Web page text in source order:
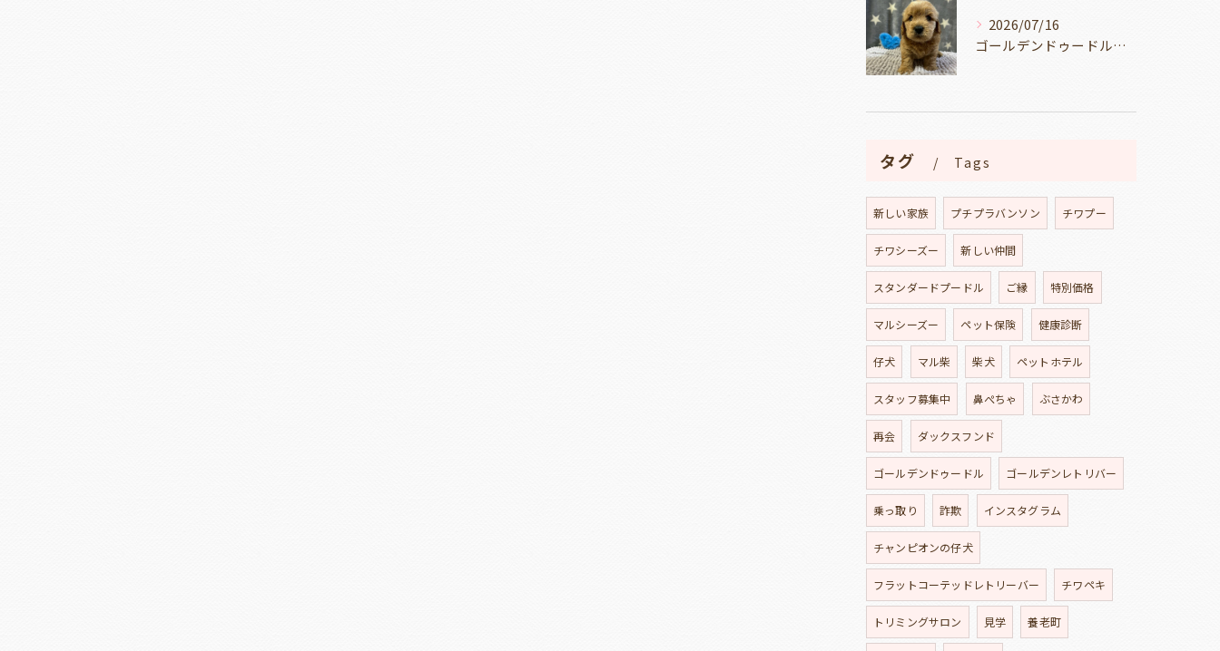
2026/07/16
ゴールデンドゥードルの仔犬の見学が出来ます🐶🐶🐶岐阜県養老町のブリーダーワンダフルパピーです。
タグ Tags
新しい家族 プチプラバンソン チワプー
チワシーズー 新しい仲間
スタンダードプードル ご縁 特別価格
マルシーズー ペット保険 健康診断
仔犬 マル柴 柴犬 ペットホテル
スタッフ募集中 鼻ぺちゃ ぶさかわ
再会 ダックスフンド
ゴールデンドゥードル ゴールデンレトリバー
乗っ取り 詐欺 インスタグラム
チャンピオンの仔犬
フラットコーテッドレトリーバー チワペキ
トリミングサロン 見学 養老町